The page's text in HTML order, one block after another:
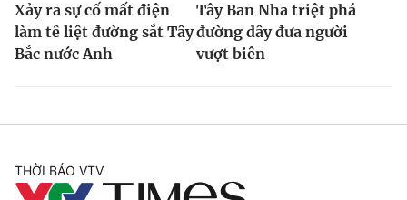
Xảy ra sự cố mất điện
làm tê liệt đường sắt Tây
Bắc nước Anh
Tây Ban Nha triệt phá
đường dây đưa người
vượt biên
THỜI BÁO VTV